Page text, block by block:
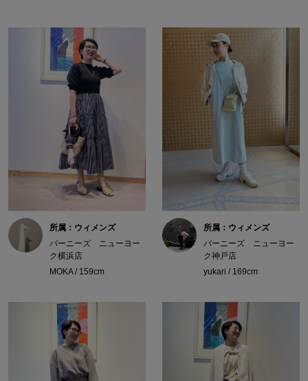
所属：ウィメンズ
バーニーズ ニューヨー
ク横浜店
MOKA / 159cm
所属：ウィメンズ
バーニーズ ニューヨー
ク神戸店
yukari / 169cm